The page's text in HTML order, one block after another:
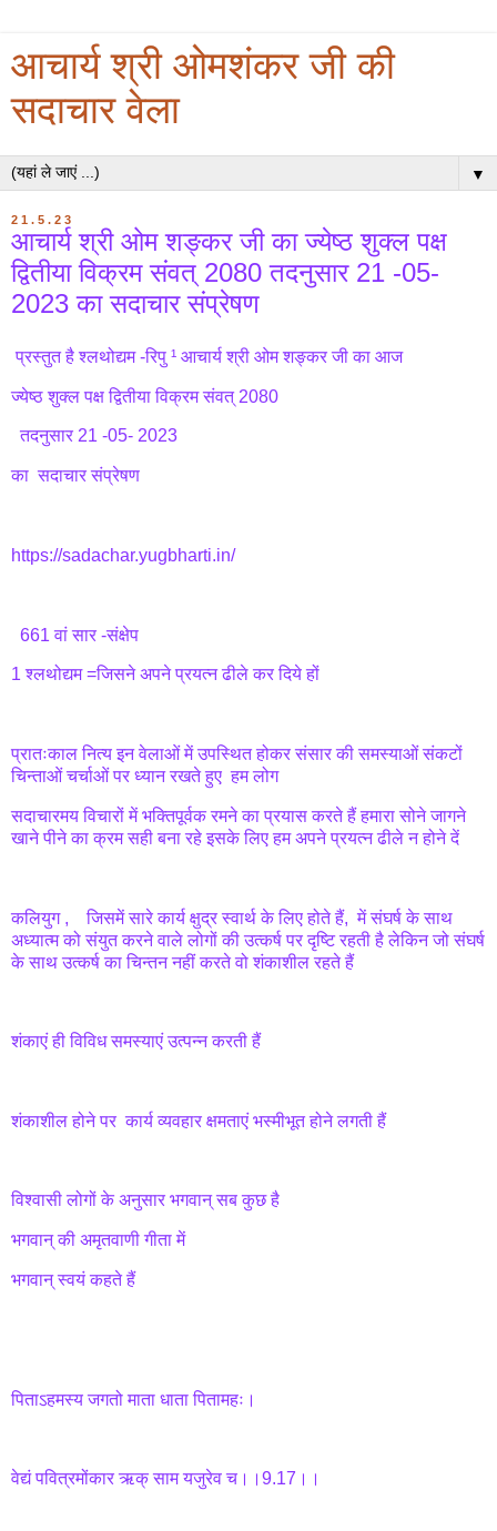
आचार्य श्री ओमशंकर जी की
सदाचार वेला
▼
21.5.23
आचार्य श्री ओम शङ्कर जी का ज्येष्ठ शुक्ल पक्ष
द्वितीया विक्रम संवत् 2080 तदनुसार 21 -05-
2023 का सदाचार संप्रेषण
प्रस्तुत है श्लथोद्यम -रिपु ¹ आचार्य श्री ओम शङ्कर जी का आज
ज्येष्ठ शुक्ल पक्ष द्वितीया विक्रम संवत् 2080
तदनुसार 21 -05- 2023
का सदाचार संप्रेषण
https://sadachar.yugbharti.in/
661 वां सार -संक्षेप
1 श्लथोद्यम =जिसने अपने प्रयत्न ढीले कर दिये हों
प्रातःकाल नित्य इन वेलाओं में उपस्थित होकर संसार की समस्याओं संकटों
चिन्ताओं चर्चाओं पर ध्यान रखते हुए हम लोग
सदाचारमय विचारों में भक्तिपूर्वक रमने का प्रयास करते हैं हमारा सोने जागने
खाने पीने का क्रम सही बना रहे इसके लिए हम अपने प्रयत्न ढीले न होने दें
कलियुग , जिसमें सारे कार्य क्षुद्र स्वार्थ के लिए होते हैं, में संघर्ष के साथ
अध्यात्म को संयुत करने वाले लोगों की उत्कर्ष पर दृष्टि रहती है लेकिन जो संघर्ष
के साथ उत्कर्ष का चिन्तन नहीं करते वो शंकाशील रहते हैं
शंकाएं ही विविध समस्याएं उत्पन्न करती हैं
शंकाशील होने पर कार्य व्यवहार क्षमताएं भस्मीभूत होने लगती हैं
विश्वासी लोगों के अनुसार भगवान् सब कुछ है
भगवान् की अमृतवाणी गीता में
भगवान् स्वयं कहते हैं
पिताऽहमस्य जगतो माता धाता पितामहः।
वेद्यं पवित्रमोंकार ऋक् साम यजुरेव च।।9.17।।